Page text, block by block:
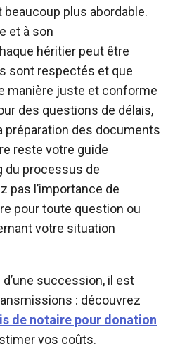
plus abordable.
et à son
héritier peut être
sont respectés et que
manière juste et conforme
des questions de délais,
préparation des documents
reste votre guide
du processus de
pas l’importance de
pour toute question ou
votre situation
succession, il est
: découvrez
de notaire pour donation
vos coûts.